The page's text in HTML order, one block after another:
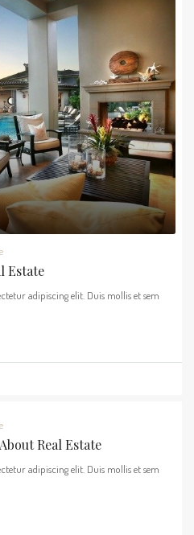
Estate
adipiscing elit. Duis mollis et sem
Real Estate
adipiscing elit. Duis mollis et sem